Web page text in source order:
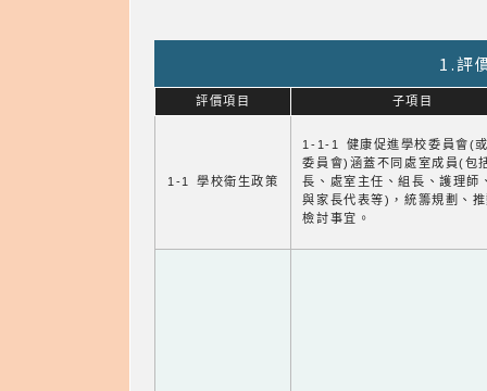
1.評
評價項目 子項目
1-1 學校衛生政策
1-1-1 健康促進學校委員會(
委員會)涵蓋不同處室成員(包
長、處室主任、組長、護理師
與家長代表等)，統籌規劃、
檢討事宜。